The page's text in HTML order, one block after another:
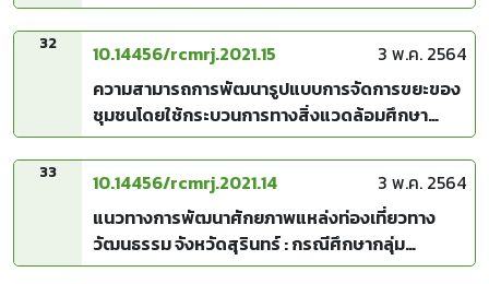
32 10.14456/rcmrj.2021.15
3 พ.ค. 2564
ความสามารถการพัฒนารูปแบบการจัดการขยะของ
ชุมชนโดยใช้กระบวนการทางสิ่งแวดล้อมศึกษา
กรณีศึกษา: ตำบลท่าม่วง อำเภอเสลภูมิ จังหวัด
ร้อยเอ็ด โดยใช้กระบวนการทางสิ่งแวดล้อมศึกษา
33 10.14456/rcmrj.2021.14
3 พ.ค. 2564
แนวทางการพัฒนาศักยภาพแหล่งท่องเที่ยวทาง
วัฒนธรรม จังหวัดสุรินทร์ : กรณีศึกษากลุ่ม
ชาติพันธุ์ ม้ง ลีซู ลาหู่ ดาระอั้ง ปกาเกอะญอ